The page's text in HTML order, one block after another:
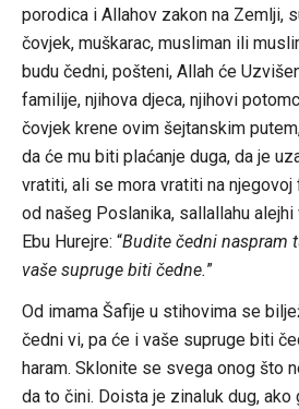
porodica i Allahov zakon na Zemlji,
čovjek, muškarac, musliman ili
budu čedni, pošteni, Allah će
familije, njihova djeca, njihovi
čovjek krene ovim šejtanskim
da će mu biti plaćanje duga, da je
vratiti, ali se mora vratiti na
od našeg Poslanika, sallallahu
Ebu Hurejre: “Budite čedni naspram
vaše supruge biti čedne.”
Od imama Šafije u stihovima se
čedni vi, pa će i vaše supruge biti
haram. Sklonite se svega onog što
da to čini. Doista je zinaluk dug, ako